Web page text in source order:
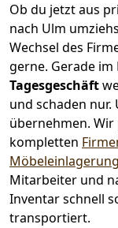
Ob du jetzt aus
nach Ulm
Wechsel des
gerne. Gerade im
Tagesgeschäft
und schaden
übernehmen. Wir
kompletten
Möbeleinlagerung
Mitarbeiter und
Inventar schnell
transportiert.